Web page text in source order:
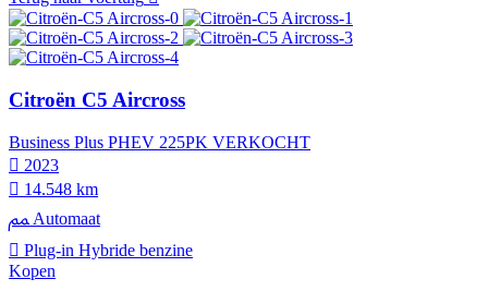
Citroën C5 Aircross
Business Plus PHEV 225PK VERKOCHT
2023
14.548 km
Automaat
Plug-in Hybride benzine
Kopen